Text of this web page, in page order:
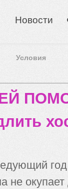
Новости
Условия
не